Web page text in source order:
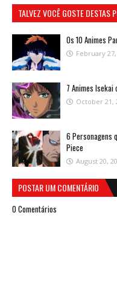
TALVEZ VOCÊ GOSTE DESTAS
Os 10 Animes
February
7 Animes Isekai
October 21,
6 Personagens
Piece
August 20,
POSTAR UM COMENTÁRIO
0 Comentários